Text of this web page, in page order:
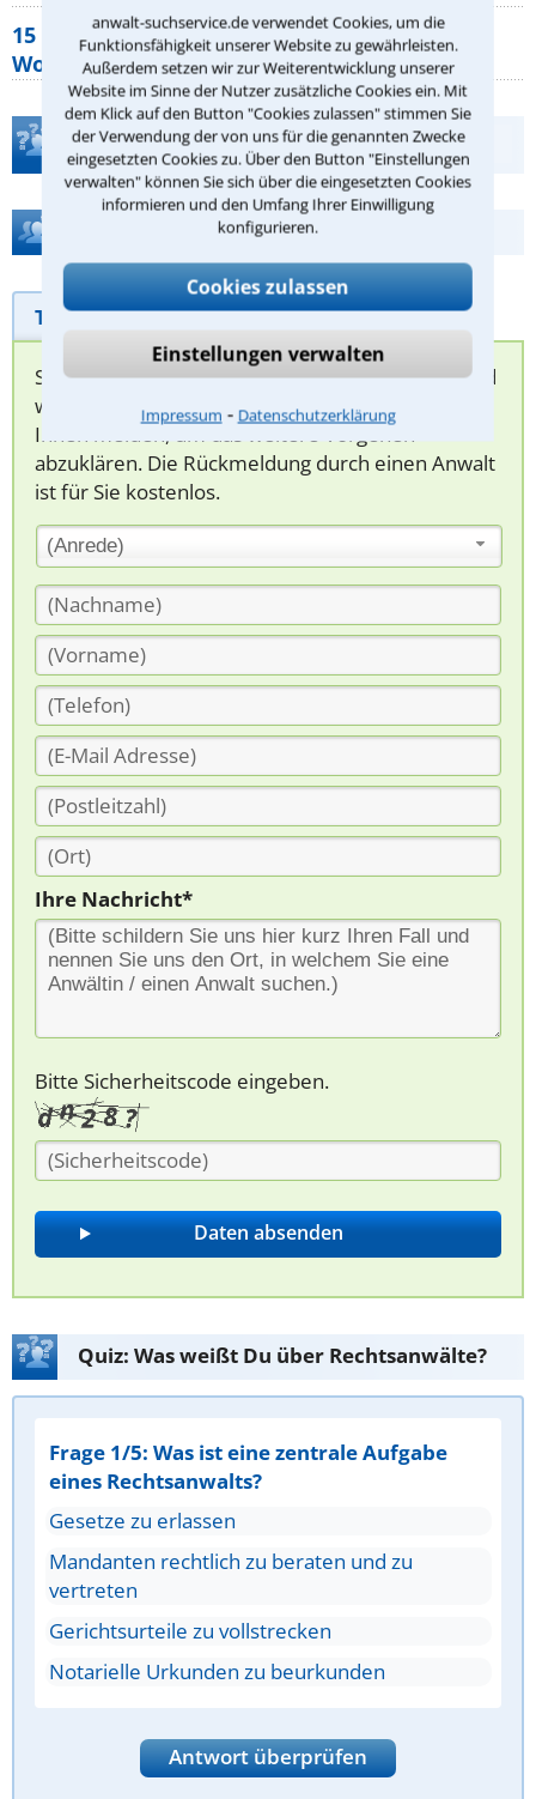
anwalt-suchservice.de verwendet Cookies, um die
Funktionsfähigkeit unserer Website zu gewährleisten.
Außerdem setzen wir zur Weiterentwicklung unserer
Website im Sinne der Nutzer zusätzliche Cookies ein. Mit
dem Klick auf den Button "Cookies zulassen" stimmen Sie
der Verwendung der von uns für die genannten Zwecke
eingesetzten Cookies zu. Über den Button "Einstellungen
verwalten" können Sie sich über die eingesetzten Cookies
informieren und den Umfang Ihrer Einwilligung
konfigurieren.
Cookies zulassen
Einstellungen verwalten
Impressum ⁃ Datenschutzerklärung
15 elementare Rechte, die jeder
Wohnungseigentümer kennen sollte
Teste Dein Rechtswissen
Hilfe bei Ihrer Anwaltsuche?
Telefonhilfe Beratungsanfrage
Sie können hier Ihren Fall schildern. Anschließend
werden sich spezialisierte Rechtsanwälte bei
Ihnen melden, um das weitere Vorgehen
abzuklären. Die Rückmeldung durch einen Anwalt
ist für Sie kostenlos.
(Anrede)
Ihre Nachricht*
Bitte Sicherheitscode eingeben.
Quiz: Was weißt Du über Rechtsanwälte?
Frage 1/5: Was ist eine zentrale Aufgabe
eines Rechtsanwalts?
Gesetze zu erlassen
Mandanten rechtlich zu beraten und zu
vertreten
Gerichtsurteile zu vollstrecken
Notarielle Urkunden zu beurkunden
Antwort überprüfen